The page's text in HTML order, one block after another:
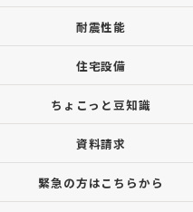
耐震性能
住宅設備
ちょこっと豆知識
資料請求
緊急の方はこちらから